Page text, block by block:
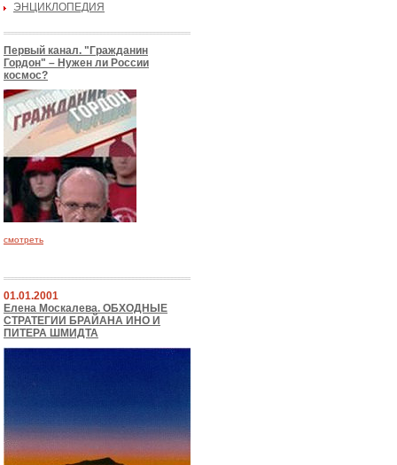
ЭНЦИКЛОПЕДИЯ
Первый канал. "Гражданин
Гордон" – Нужен ли России
космос?
смотреть
01.01.2001
Елена Москалева. ОБХОДНЫЕ
СТРАТЕГИИ БРАЙАНА ИНО И
ПИТЕРА ШМИДТА